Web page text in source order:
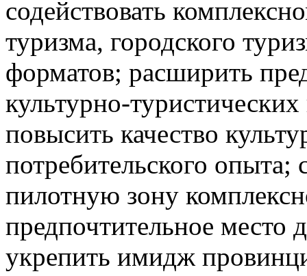
содействовать
туризма, городского
форматов; расширить
культурно-
повысить качество
потребительского опыта;
пилотную зону
предпочтительное место
укрепить имидж